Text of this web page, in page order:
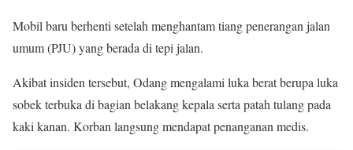
Mobil baru berhenti setelah menghantam tiang penerangan jalan
umum (PJU) yang berada di tepi jalan.
Akibat insiden tersebut, Odang mengalami luka berat berupa luka
sobek terbuka di bagian belakang kepala serta patah tulang pada
kaki kanan. Korban langsung mendapat penanganan medis.